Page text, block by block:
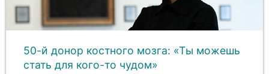
50-й донор костного мозга: «Ты можешь
стать для кого-то чудом»